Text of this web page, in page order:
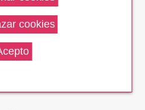
Devolución